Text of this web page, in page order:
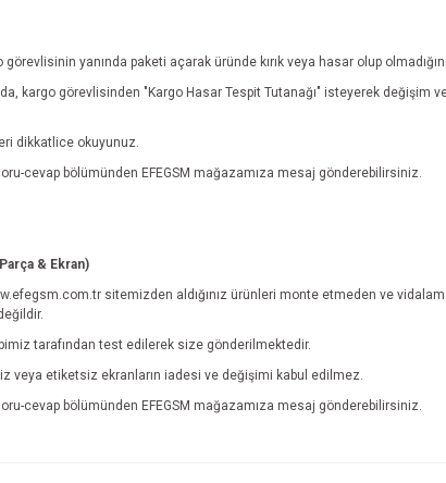
yanında paketi açarak üründe kırık veya hasar olup
kargo görevlisinden "Kargo Hasar Tespit Tutanağı" isteyerek
dikkatlice okuyunuz.
cevap bölümünden EFEGSM mağazamıza mesaj gönderebilirsiniz.
& Ekran)
sitemizden aldığınız ürünleri monte etmeden ve
tarafından test edilerek size gönderilmektedir.
veya etiketsiz ekranların iadesi ve değişimi kabul edilmez.
cevap bölümünden EFEGSM mağazamıza mesaj gönderebilirsiniz.